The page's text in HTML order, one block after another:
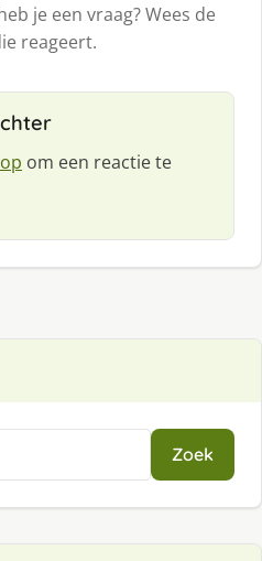
je een vraag? Wees de
reageert.
om een reactie te
Zoek